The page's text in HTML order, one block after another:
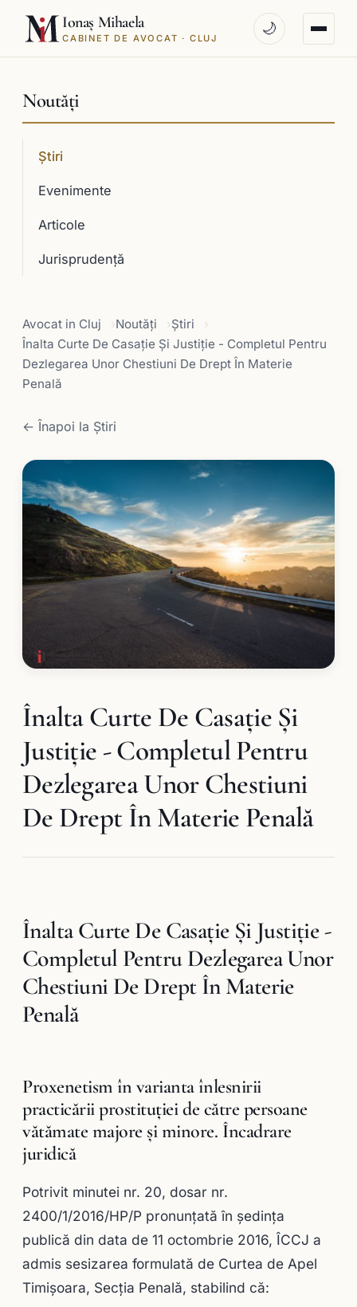
Ionaș Mihaela
CABINET DE AVOCAT · CLUJ
🌙
Noutăți
Știri
Evenimente
Articole
Jurisprudenţă
Avocat in Cluj Noutăți
Știri
Înalta Curte De Casaţie Şi Justiţie - Completul Pentru
Dezlegarea Unor Chestiuni De Drept În Materie
Penală
← Înapoi la Știri
Înalta Curte De Casaţie Şi
Justiţie - Completul Pentru
Dezlegarea Unor Chestiuni
De Drept În Materie Penală
Înalta Curte De Casaţie Şi Justiţie -
Completul Pentru Dezlegarea Unor
Chestiuni De Drept În Materie
Penală
Proxenetism în varianta înlesnirii
practicării prostituției de către persoane
vătămate majore și minore. Încadrare
juridică
Potrivit minutei nr. 20, dosar nr.
2400/1/2016/HP/P pronunţată în şedinţa
publică din data de 11 octombrie 2016, ÎCCJ a
admis sesizarea formulată de Curtea de Apel
Timişoara, Secţia Penală, stabilind că: